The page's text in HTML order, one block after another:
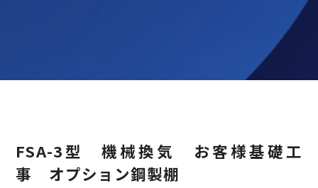
FSA-3型 機械換気 お客様基礎工
事 オプション鋼製棚